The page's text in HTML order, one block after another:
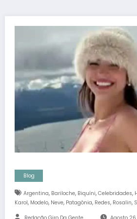
Blog
Argentina, Bariloche, Biquíni, Celebridades,
Karol, Modelo, Neve, Patagônia, Redes, Rosalin,